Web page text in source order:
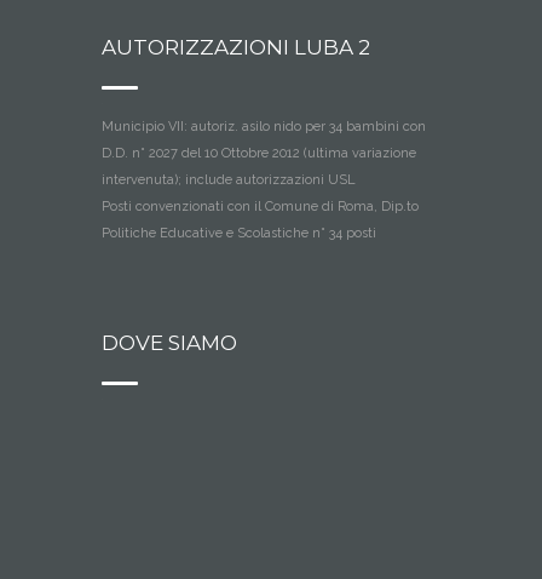
AUTORIZZAZIONI LUBA 2
Municipio VII: autoriz. asilo nido per 34 bambini con
D.D. n° 2027 del 10 Ottobre 2012 (ultima variazione
intervenuta); include autorizzazioni USL
Posti convenzionati con il Comune di Roma, Dip.to
Politiche Educative e Scolastiche n° 34 posti
DOVE SIAMO